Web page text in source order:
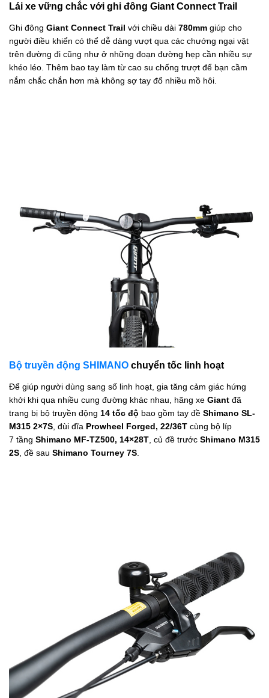
Lái xe vững chắc với ghi đông Giant Connect Trail
Ghi đông Giant Connect Trail với chiều dài 780mm giúp cho
người điều khiển có thể dễ dàng vượt qua các chướng ngại vật
trên đường đi cũng như ở những đoạn đường hẹp cần nhiều sự
khéo léo. Thêm bao tay làm từ cao su chống trượt để bạn cầm
nắm chắc chắn hơn mà không sợ tay đổ nhiều mồ hôi.
Bộ truyền động SHIMANO chuyển tốc linh hoạt
Để giúp người dùng sang số linh hoạt, gia tăng cảm giác hứng
khởi khi qua nhiều cung đường khác nhau, hãng xe Giant đã
trang bị bộ truyền động 14 tốc độ bao gồm tay đề Shimano SL-
M315 2×7S, đùi đĩa Prowheel Forged, 22/36T cùng bộ líp
7 tầng Shimano MF-TZ500, 14×28T, củ đề trước Shimano M315
2S, đề sau Shimano Tourney 7S.